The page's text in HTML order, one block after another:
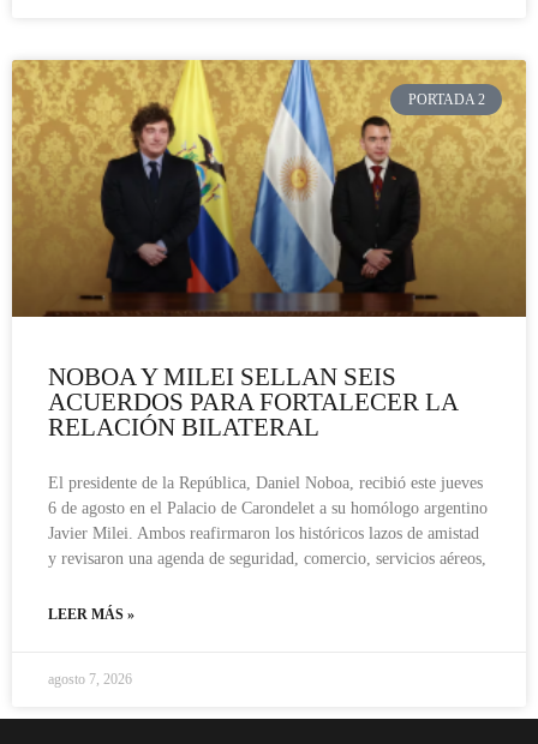
PORTADA 2
NOBOA Y MILEI SELLAN SEIS
ACUERDOS PARA FORTALECER LA
RELACIÓN BILATERAL
El presidente de la República, Daniel Noboa, recibió este jueves
6 de agosto en el Palacio de Carondelet a su homólogo argentino
Javier Milei. Ambos reafirmaron los históricos lazos de amistad
y revisaron una agenda de seguridad, comercio, servicios aéreos,
LEER MÁS »
agosto 7, 2026